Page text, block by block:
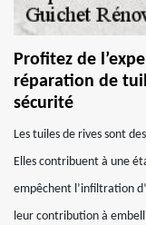
Profitez de
réparation de
sécurité
Les tuiles de rives sont
Elles contribuent à une
empêchent l’infiltration
leur contribution à